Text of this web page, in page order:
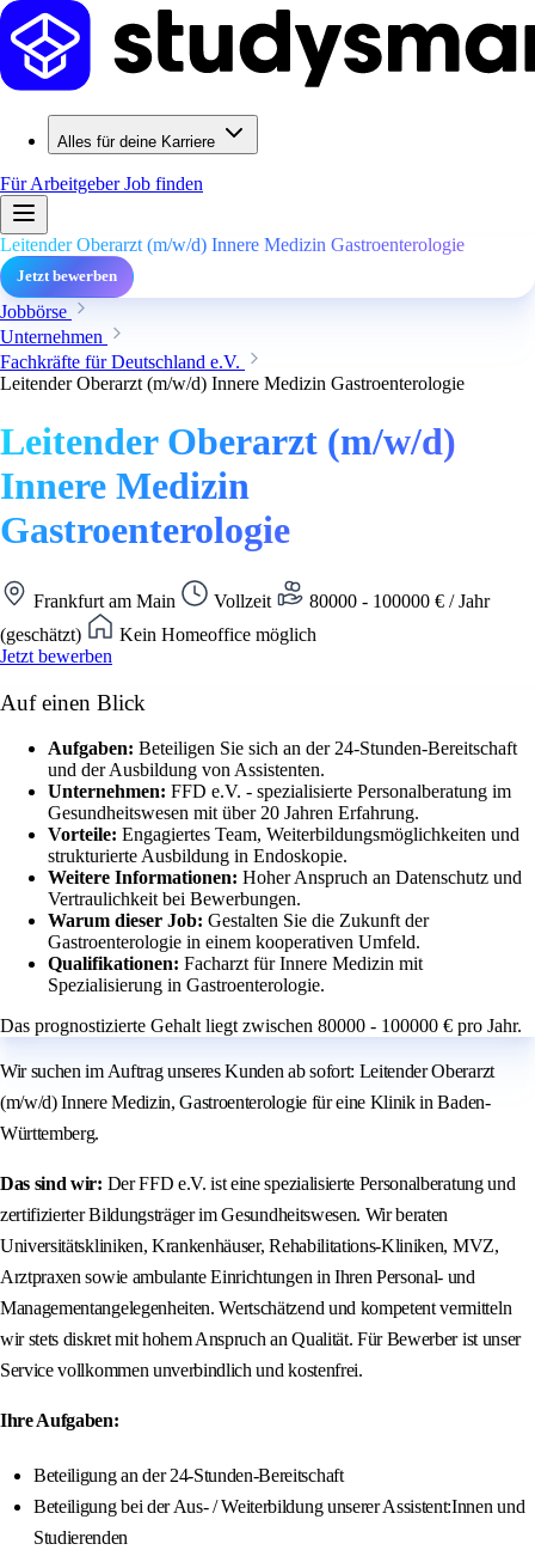
Alles für deine Karriere
Für ArbeitgeberJob finden
Leitender Oberarzt (m/w/d) Innere Medizin Gastroenterologie
Jetzt bewerben
Jobbörse
Unternehmen
Fachkräfte für Deutschland e.V.
Leitender Oberarzt (m/w/d) Innere Medizin Gastroenterologie
Leitender Oberarzt (m/w/d)
Innere Medizin
Gastroenterologie
Frankfurt am Main Vollzeit
80000 - 100000 € / Jahr
(geschätzt)
Kein Homeoffice möglich
Jetzt bewerben
Auf einen Blick
Aufgaben: Beteiligen Sie sich an der 24-Stunden-Bereitschaft
und der Ausbildung von Assistenten.
Unternehmen: FFD e.V. - spezialisierte Personalberatung im
Gesundheitswesen mit über 20 Jahren Erfahrung.
Vorteile: Engagiertes Team, Weiterbildungsmöglichkeiten und
strukturierte Ausbildung in Endoskopie.
Weitere Informationen: Hoher Anspruch an Datenschutz und
Vertraulichkeit bei Bewerbungen.
Warum dieser Job: Gestalten Sie die Zukunft der
Gastroenterologie in einem kooperativen Umfeld.
Qualifikationen: Facharzt für Innere Medizin mit
Spezialisierung in Gastroenterologie.
Das prognostizierte Gehalt liegt zwischen 80000 - 100000 € pro Jahr.
Wir suchen im Auftrag unseres Kunden ab sofort: Leitender Oberarzt
(m/w/d) Innere Medizin, Gastroenterologie für eine Klinik in Baden-
Württemberg.
Das sind wir: Der FFD e.V. ist eine spezialisierte Personalberatung und
zertifizierter Bildungsträger im Gesundheitswesen. Wir beraten
Universitätskliniken, Krankenhäuser, Rehabilitations-Kliniken, MVZ,
Arztpraxen sowie ambulante Einrichtungen in Ihren Personal- und
Managementangelegenheiten. Wertschätzend und kompetent vermitteln
wir stets diskret mit hohem Anspruch an Qualität. Für Bewerber ist unser
Service vollkommen unverbindlich und kostenfrei.
Ihre Aufgaben:
Beteiligung an der 24-Stunden-Bereitschaft
Beteiligung bei der Aus- / Weiterbildung unserer Assistent:Innen und
Studierenden